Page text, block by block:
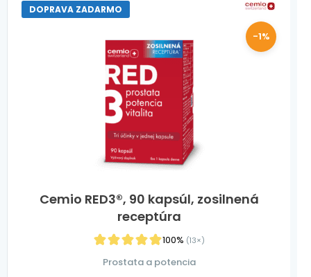
Cemio RED3®, 90 kapsúl, zosilnená
receptúra
100% (13×)
DOPRAVA ZADARMO
Prostata a potencia
-1%